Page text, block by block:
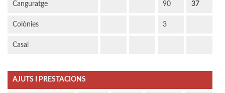
Canguratge 90 37
Colònies 3
Casal
AJUTS I PRESTACIONS